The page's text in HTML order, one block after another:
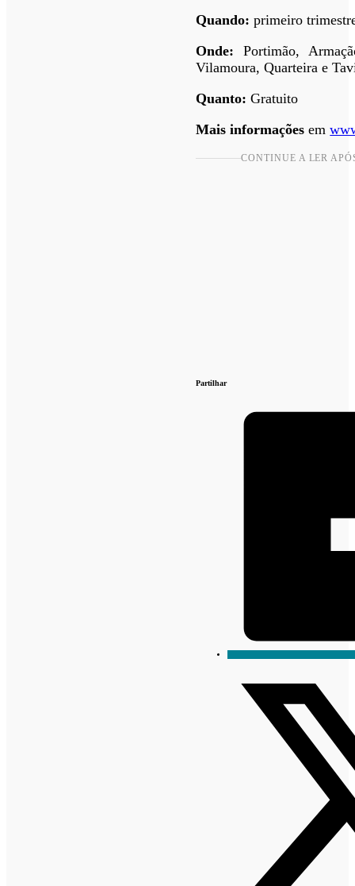
Quando: primeiro
Onde: Portimão,
Vilamoura, Quarteira e
Quanto: Gratuito
Mais informações em
CONTINUE A LER
Partilhar